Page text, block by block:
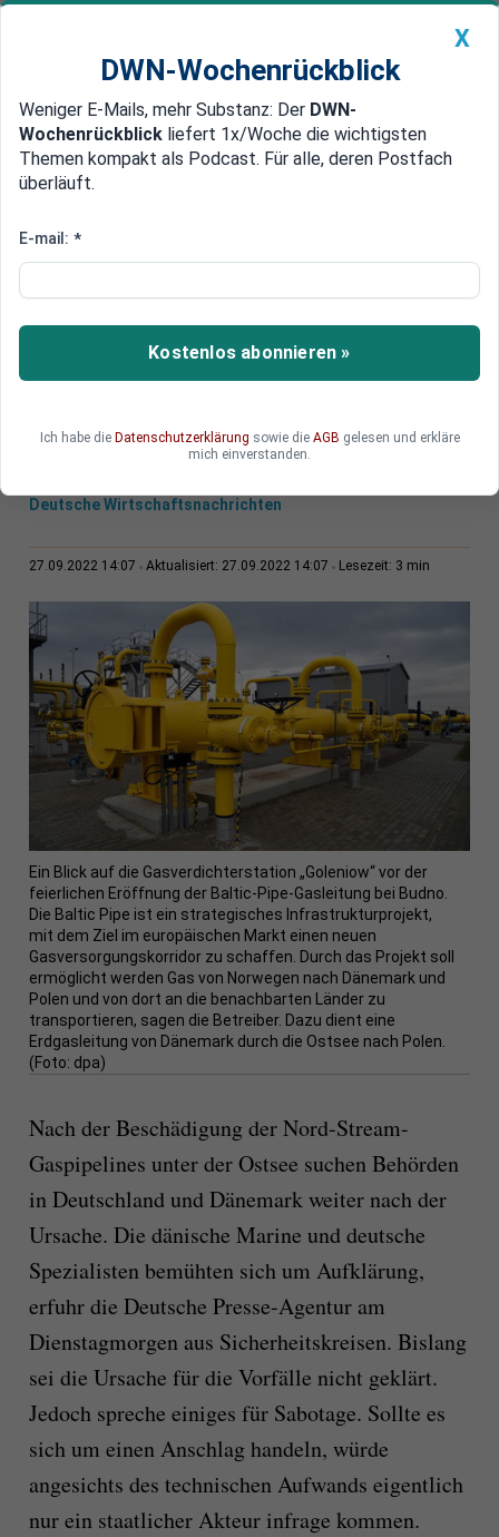
Newsticker MEIN DWN: Geldanlage Premium
Edelmetalle DWN-Magazin China
Polens Regierungschef: Nord-
An den Ostseepipelines Nord Stream 1 und 2
sind mittlerweile drei Lecks ausgemacht worden.
Es mehren sich die Zweifel an einem Unfall.
Deutsche Wirtschaftsnachrichten
27.09.2022 14:07 Aktualisiert: 27.09.2022 14:07 Lesezeit: 3 min
Ein Blick auf die Gasverdichterstation „Goleniow“ vor der
feierlichen Eröffnung der Baltic-Pipe-Gasleitung bei Budno.
Die Baltic Pipe ist ein strategisches Infrastrukturprojekt,
mit dem Ziel im europäischen Markt einen neuen
Gasversorgungskorridor zu schaffen. Durch das Projekt soll
ermöglicht werden Gas von Norwegen nach Dänemark und
Polen und von dort an die benachbarten Länder zu
transportieren, sagen die Betreiber. Dazu dient eine
Erdgasleitung von Dänemark durch die Ostsee nach Polen.
(Foto: dpa)
Nach der Beschädigung der Nord-Stream-
Gaspipelines unter der Ostsee suchen Behörden
in Deutschland und Dänemark weiter nach der
Ursache. Die dänische Marine und deutsche
Spezialisten bemühten sich um Aufklärung,
erfuhr die Deutsche Presse-Agentur am
Dienstagmorgen aus Sicherheitskreisen. Bislang
sei die Ursache für die Vorfälle nicht geklärt.
Jedoch spreche einiges für Sabotage. Sollte es
sich um einen Anschlag handeln, würde
angesichts des technischen Aufwands eigentlich
nur ein staatlicher Akteur infrage kommen.
X
DWN-Wochenrückblick
Weniger E-Mails, mehr Substanz: Der DWN-
Wochenrückblick liefert 1x/Woche die wichtigsten
Themen kompakt als Podcast. Für alle, deren Postfach
überläuft.
E-mail: *
Kostenlos abonnieren »
Ich habe die Datenschutzerklärung sowie die AGB gelesen und erkläre
mich einverstanden.